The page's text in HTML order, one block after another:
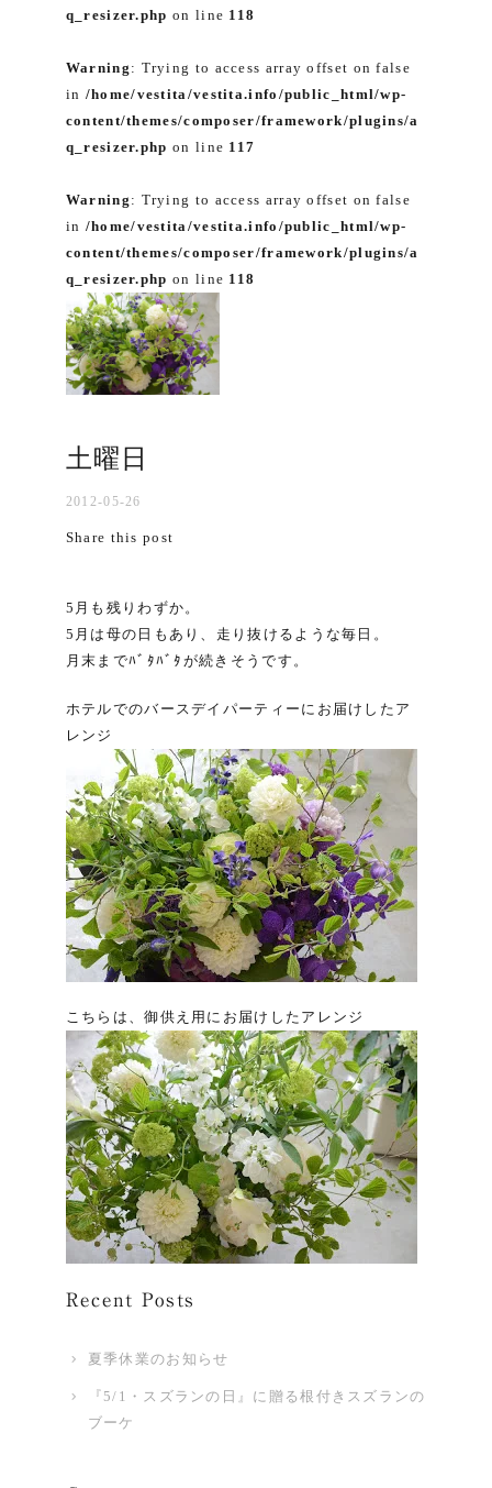
q_resizer.php on line 118
Warning : Trying to access array offset on false
in /home/vestita/vestita.info/public_html/wp-
content/themes/composer/framework/plugins/a
q_resizer.php on line 117
Warning : Trying to access array offset on false
in /home/vestita/vestita.info/public_html/wp-
content/themes/composer/framework/plugins/a
q_resizer.php on line 118
土曜日
2012-05-26
Share this post
5月も残りわずか。
5月は母の日もあり、走り抜けるような毎日。
月末までﾊﾞﾀﾊﾞﾀが続きそうです。
ホテルでのバースデイパーティーにお届けしたア
レンジ
こちらは、御供え用にお届けしたアレンジ
Recent Posts
夏季休業のお知らせ
『5/1・スズランの日』に贈る根付きスズランの
ブーケ